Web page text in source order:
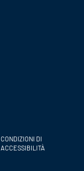
CONDIZIONI DI
ACCESSIBILITÀ